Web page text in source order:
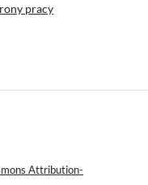
pracy
Attribution-